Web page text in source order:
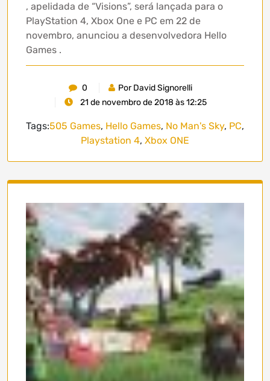
, apelidada de “Visions”, será lançada para o
PlayStation 4, Xbox One e PC em 22 de
novembro, anunciou a desenvolvedora Hello
Games .
0
Por David Signorelli
21 de novembro de 2018 às 12:25
Tags:505 Games, Hello Games, No Man's Sky, PC,
Playstation 4, Xbox ONE